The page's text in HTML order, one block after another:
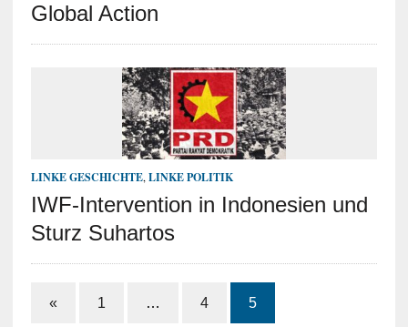
Global Action
LINKE GESCHICHTE, LINKE POLITIK
IWF-Intervention in Indonesien und
Sturz Suhartos
« 1 … 4 5